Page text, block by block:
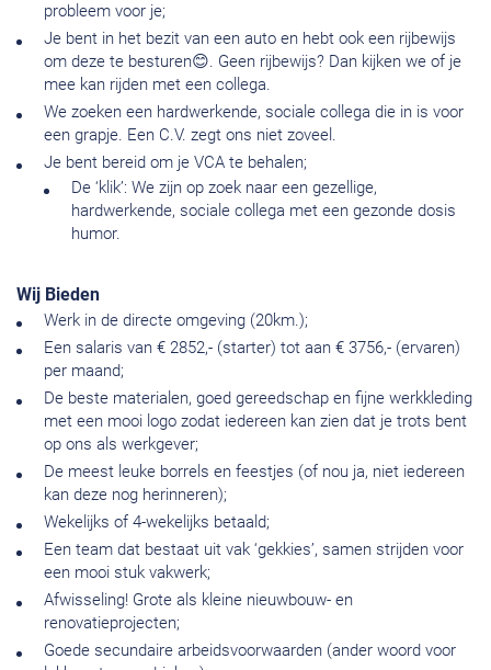
probleem voor je;
Je bent in het bezit van een auto en hebt ook een rijbewijs
om deze te besturen😊. Geen rijbewijs? Dan kijken we of je
mee kan rijden met een collega.
We zoeken een hardwerkende, sociale collega die in is voor
een grapje. Een C.V. zegt ons niet zoveel.
Je bent bereid om je VCA te behalen;
De ‘klik’: We zijn op zoek naar een gezellige,
hardwerkende, sociale collega met een gezonde dosis
humor.
Wij Bieden
Werk in de directe omgeving (20km.);
Een salaris van € 2852,- (starter) tot aan € 3756,- (ervaren)
per maand;
De beste materialen, goed gereedschap en fijne werkkleding
met een mooi logo zodat iedereen kan zien dat je trots bent
op ons als werkgever;
De meest leuke borrels en feestjes (of nou ja, niet iedereen
kan deze nog herinneren);
Wekelijks of 4-wekelijks betaald;
Een team dat bestaat uit vak ‘gekkies’, samen strijden voor
een mooi stuk vakwerk;
Afwisseling! Grote als kleine nieuwbouw- en
renovatieprojecten;
Goede secundaire arbeidsvoorwaarden (ander woord voor